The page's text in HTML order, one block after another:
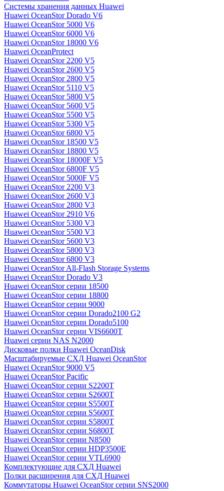
Системы хранения данных Huawei
Huawei OceanStor Dorado V6
Huawei OceanStor 5000 V6
Huawei OceanStor 6000 V6
Huawei OceanStor 18000 V6
Huawei OceanProtect
Huawei OceanStor 2200 V5
Huawei OceanStor 2600 V5
Huawei OceanStor 2800 V5
Huawei OceanStor 5110 V5
Huawei OceanStor 5800 V5
Huawei OceanStor 5600 V5
Huawei OceanStor 5500 V5
Huawei OceanStor 5300 V5
Huawei OceanStor 6800 V5
Huawei OceanStor 18500 V5
Huawei OceanStor 18800 V5
Huawei OceanStor 18000F V5
Huawei OceanStor 6800F V5
Huawei OceanStor 5000F V5
Huawei OceanStor 2200 V3
Huawei OceanStor 2600 V3
Huawei OceanStor 2800 V3
Huawei OceanStor 2910 V6
Huawei OceanStor 5300 V3
Huawei OceanStor 5500 V3
Huawei OceanStor 5600 V3
Huawei OceanStor 5800 V3
Huawei OceanStor 6800 V3
Huawei OceanStor All-Flash Storage Systems
Huawei OceanStor Dorado V3
Huawei OceanStor серии 18500
Huawei OceanStor серии 18800
Huawei OceanStor серии 9000
Huawei OceanStor серии Dorado2100 G2
Huawei OceanStor серии Dorado5100
Huawei OceanStor серии VIS6600T
Huawei серии NAS N2000
Дисковые полки Huawei OceanDisk
Масштабируемые СХД Huawei OceanStor
Huawei OceanStor 9000 V5
Huawei OceanStor Pacific
Huawei OceanStor серии S2200T
Huawei OceanStor серии S2600T
Huawei OceanStor серии S5500T
Huawei OceanStor серии S5600T
Huawei OceanStor серии S5800T
Huawei OceanStor серии S6800T
Huawei OceanStor серии N8500
Huawei OceanStor серии HDP3500E
Huawei OceanStor серии VTL6900
Комплектующие для СХД Huawei
Полки расширения для СХД Huawei
Коммутаторы Huawei OceanStor серии SNS2000